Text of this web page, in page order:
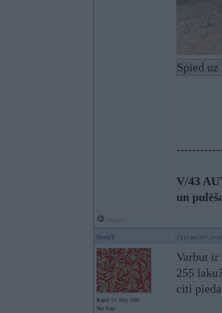
Spied
V/43
un
SleepY 19. Dec 2017, 21:02
Kopš: 14. May 2008
No: Rīga
Varbut
255
citi